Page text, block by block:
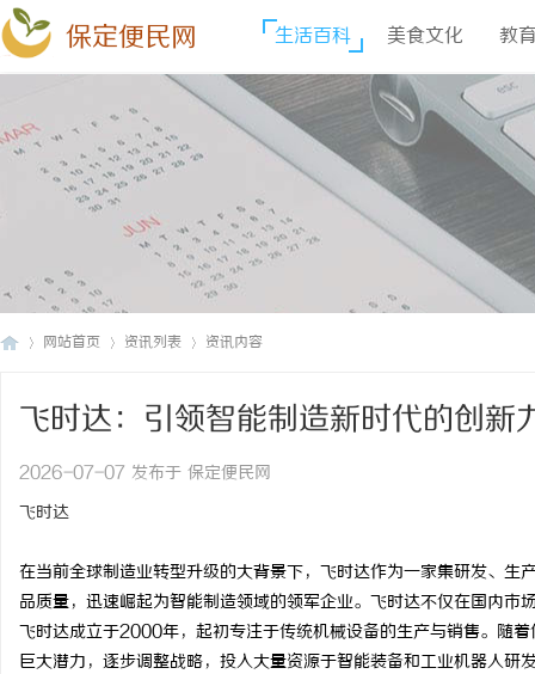
保定便民网 生活百科 美食文化 教
网站首页 资讯列表 资讯内容
飞时达：引领智能制造新时代的创新
2026-07-07 发布于 保定便民网
飞时达
在当前全球制造业转型升级的大背景下，飞时达作为一家集研发、
品质量，迅速崛起为智能制造领域的领军企业。飞时达不仅在国内
飞时达成立于2000年，起初专注于传统机械设备的生产与销售。随
巨大潜力，逐步调整战略，投入大量资源于智能装备和工业机器人